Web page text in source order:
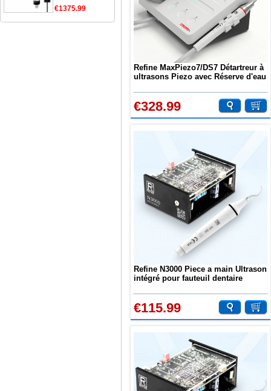
€1375.99
Refine MaxPiezo7/DS7 Détartreur à
ultrasons Piezo avec Réserve d'eau
€328.99
Refine N3000 Piece a main Ultrason
intégré pour fauteuil dentaire
€115.99